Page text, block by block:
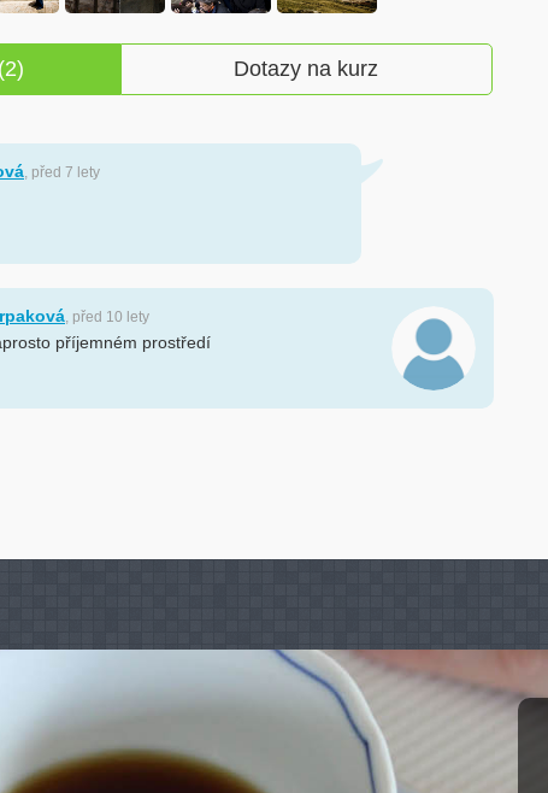
Dotazy na kurz
, před 7 lety
, před 10 lety
příjemném prostředí